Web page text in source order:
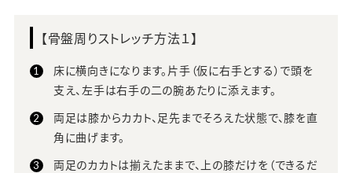
【骨盤周りストレッチ方法１】
床に横向きになります。片手（仮に右手とする）で頭を
支え、左手は右手の二の腕あたりに添えます。
両足は膝からカカト、足先までそろえた状態で、膝を直
角に曲げます。
両足のカカトは揃えたままで、上の膝だけを（できるだ